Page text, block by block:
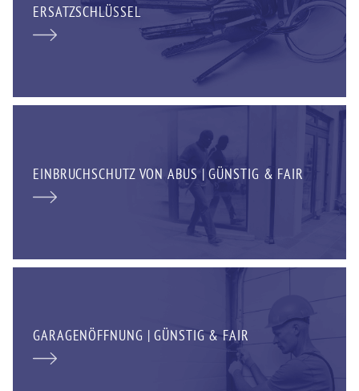
ERSATZSCHLÜSSEL
EINBRUCHSCHUTZ VON ABUS | GÜNSTIG & FAIR
GARAGENÖFFNUNG | GÜNSTIG & FAIR